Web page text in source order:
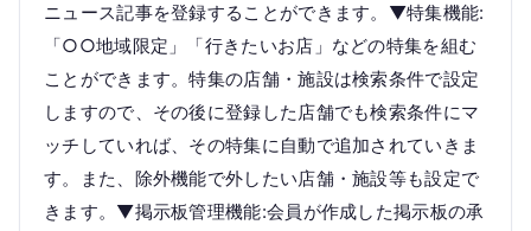
ニュース記事を登録することができます。▼特集機能:
「○○地域限定」「行きたいお店」などの特集を組む
ことができます。特集の店舗・施設は検索条件で設定
しますので、その後に登録した店舗でも検索条件にマ
ッチしていれば、その特集に自動で追加されていきま
す。また、除外機能で外したい店舗・施設等も設定で
きます。▼掲示板管理機能:会員が作成した掲示板の承